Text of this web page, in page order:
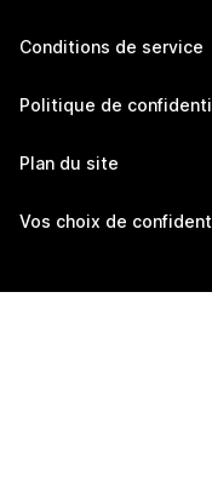
Conditions de service
Politique de
Plan du site
Vos choix de